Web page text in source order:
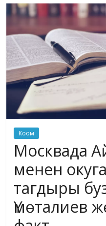
маданияты
жана
адабияты
Коом
Москвада
менен
тагдыры
Үмөталиев